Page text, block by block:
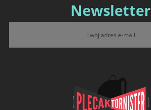
Newsletter